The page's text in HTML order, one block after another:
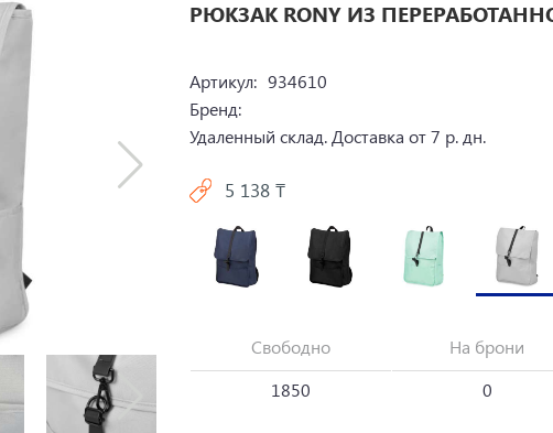
РЮКЗАК RONY ИЗ
Артикул: 934610
Бренд:
Удаленный склад. Доставка от 7 р. дн.
5 138 ₸
Свободно На брони
1850
0